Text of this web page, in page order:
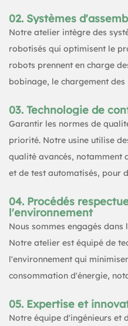
ruban adhésif avec une
02. Systèmes
Notre atelier intègre des
robotisés qui optimisent le
robots prennent en charge
bobinage, le chargement
réduisant le travail manuel.
03. Technologie de
Garantir les normes de
priorité. Notre usine utilise
qualité avancés, notamment
et de test automatisés, pour
rouleau de ruban adhésif
rigoureux.
04. Procédés
l'environnement
Nous sommes engagés
Notre atelier est équipé de
l'environnement qui
consommation d'énergie,
écoénergétiques.
05. Expertise et
Notre équipe d'ingénieurs et